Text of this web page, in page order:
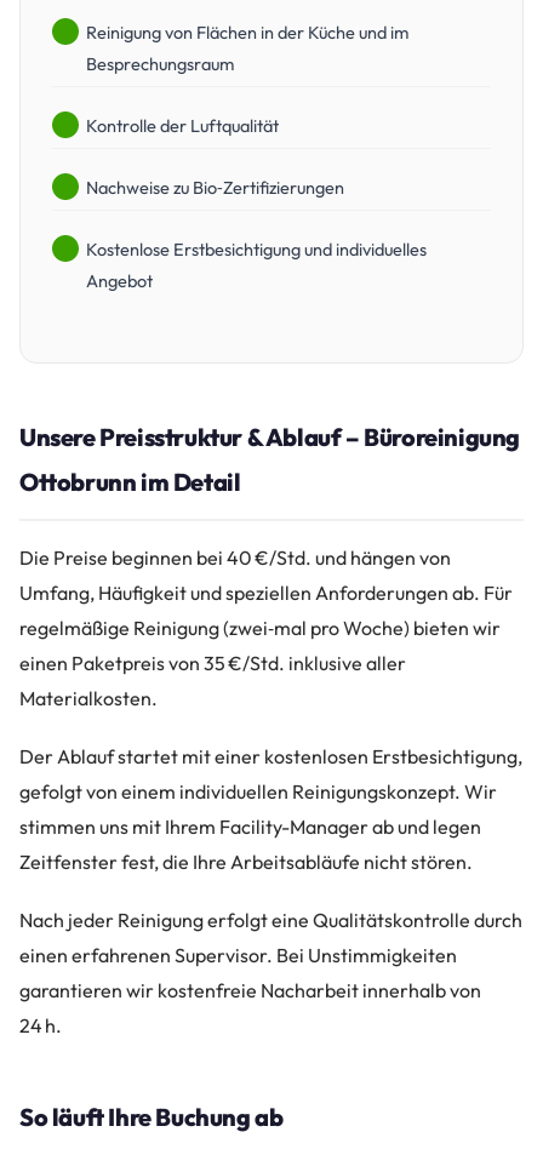
Reinigung von Flächen in der Küche und im
Besprechungsraum
Kontrolle der Luftqualität
Nachweise zu Bio‑Zertifizierungen
Kostenlose Erstbesichtigung und individuelles
Angebot
Unsere Preisstruktur & Ablauf – Büroreinigung
Ottobrunn im Detail
Die Preise beginnen bei 40 €/Std. und hängen von
Umfang, Häufigkeit und speziellen Anforderungen ab. Für
regelmäßige Reinigung (zwei‑mal pro Woche) bieten wir
einen Paketpreis von 35 €/Std. inklusive aller
Materialkosten.
Der Ablauf startet mit einer kostenlosen Erstbesichtigung,
gefolgt von einem individuellen Reinigungskonzept. Wir
stimmen uns mit Ihrem Facility-Manager ab und legen
Zeitfenster fest, die Ihre Arbeitsabläufe nicht stören.
Nach jeder Reinigung erfolgt eine Qualitätskontrolle durch
einen erfahrenen Supervisor. Bei Unstimmigkeiten
garantieren wir kostenfreie Nacharbeit innerhalb von
24 h.
So läuft Ihre Buchung ab